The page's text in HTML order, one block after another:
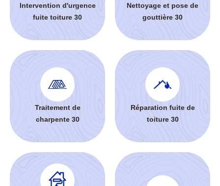
Intervention d'urgence
fuite toiture 30
Nettoyage et pose de
gouttière 30
Traitement de
charpente 30
Réparation fuite de
toiture 30